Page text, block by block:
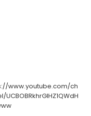
www.youtube.com/ch
UCBOBRkhrGIHZ1QWdH